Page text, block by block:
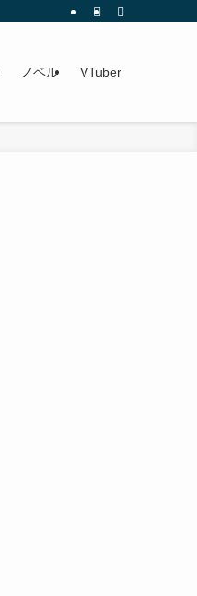
ノベル VTuber